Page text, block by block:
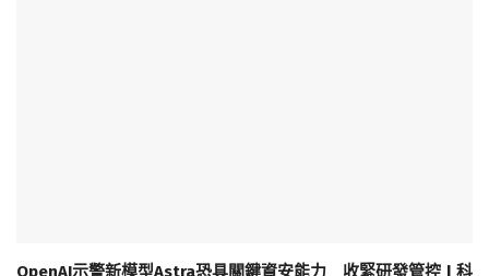
OpenAI示警新模型Astra恐具關鍵資安能力 收緊研發管控 | 科